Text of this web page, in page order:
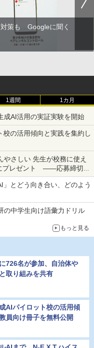
策も Googleに聞く
1週間 1カ月
成AI活用の実証実験を開始
校の活用傾向と実践を集約し
やさしい 先生が校務に使え
プレゼント ――応募締切は
とどう向き合い、どのよう
の中学生向け語彙力ドリル
もっと見る
726名が参加、自治体や
取り組みを共有
AIパイロット校の活用傾
員向け冊子を無料公開